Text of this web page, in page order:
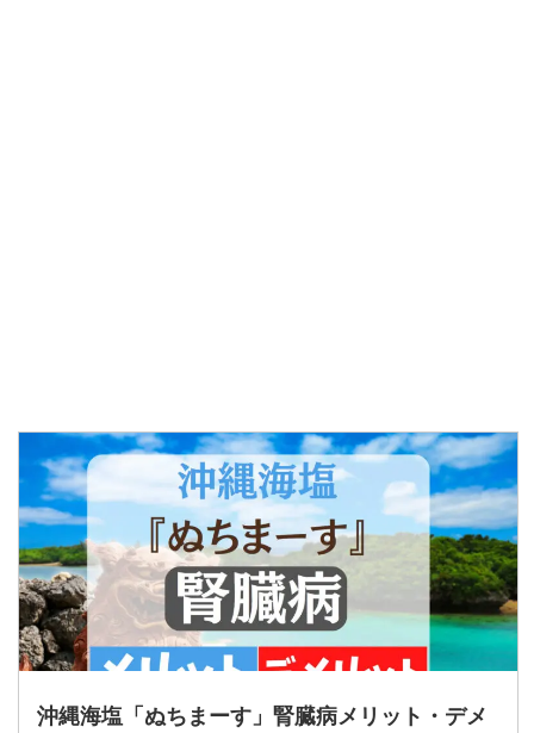
沖縄海塩「ぬちまーす」腎臓病メリット・デメ